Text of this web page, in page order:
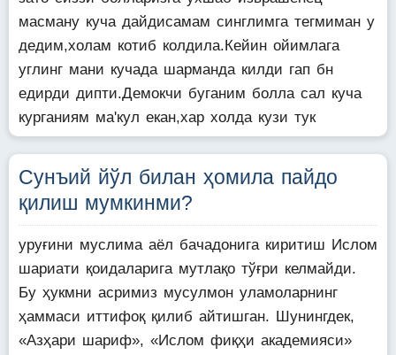
масману куча дайдисамам синглимга тегмиман у
дедим,холам котиб колдила.Кейин ойимлага
углинг мани кучада шарманда килди гап бн
едирди дипти.Демокчи буганим болла сал куча
курганиям ма'кул екан,хар холда кузи тук
Сунъий йўл билан ҳомила пайдо
қилиш мумкинми?
уруғини муслима аёл бачадонига киритиш Ислом
шариати қоидаларига мутлақо тўғри келмайди.
Бу ҳукмни асримиз мусулмон уламоларнинг
ҳаммаси иттифоқ қилиб айтишган. Шунингдек,
«Азҳари шариф», «Ислом фиқҳи академияси»